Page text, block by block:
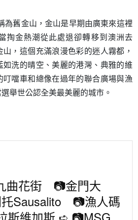
為舊金山，金山是早期由廣東來這裡
掏金熱潮從此處退卻轉移到澳洲去
，這個充滿浪漫色彩的迷人霧都，
洗的晴空、美麗的港灣、典雅的維
噹車和總像在過年的聯合廣場與漁
舉世公認全美最美麗的城市。
曲花街 📷金門大
Sausalito 📷漁人碼